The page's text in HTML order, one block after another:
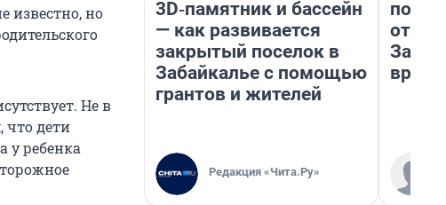
известно, но
Не в
дети
у ребенка
3D‑памятник и бассейн
— как развивается
закрытый поселок в
Забайкалье с помощью
грантов и жителей
Редакция «Чита.Ру»
от